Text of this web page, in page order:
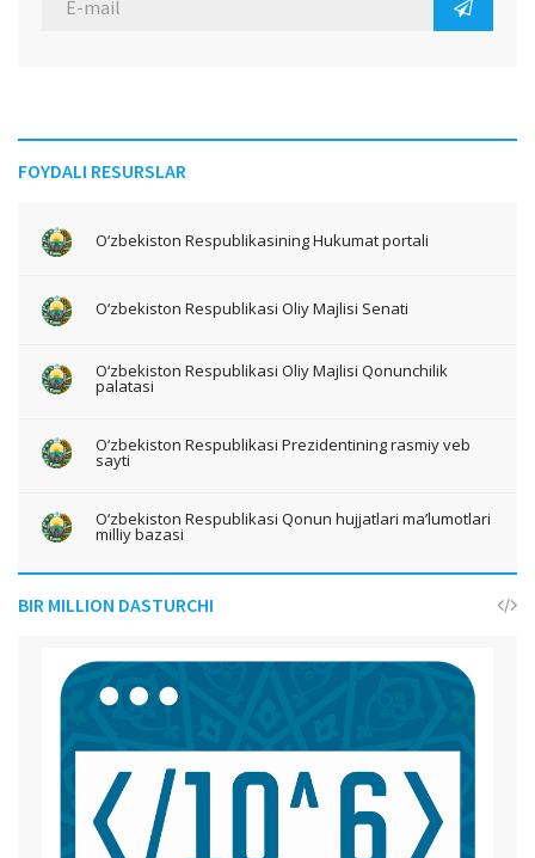
FOYDALI RESURSLAR
O‘zbekiston Respublikasining Hukumat portali
O‘zbekiston Respublikasi Oliy Majlisi Senati
O‘zbekiston Respublikasi Oliy Majlisi Qonunchilik
palatasi
O‘zbekiston Respublikasi Prezidentining rasmiy veb
sayti
O‘zbekiston Respublikasi Qonun hujjatlari ma’lumotlari
milliy bazasi
BIR MILLION DASTURCHI